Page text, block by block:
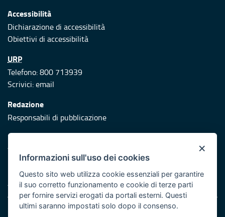
Accessibilità
Dichiarazione di accessibilità
Obiettivi di accessibilità
URP
Telefono: 800 713939
Scrivici:email
Redazione
Responsabili di pubblicazione
Protezione civile
Vai al sito di Protezione Civile Puglia
Iniziativa finanziata con risorse del POR Puglia 2014/2020 -
Asse XI
Note legali
×
Informazioni sull'uso dei cookies
Questo sito web utilizza cookie essenziali per garantire
il suo corretto funzionamento e cookie di terze parti
per fornire servizi erogati da portali esterni. Questi
ultimi saranno impostati solo dopo il consenso.